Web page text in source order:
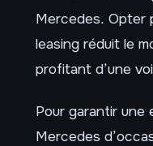
Mercedes. Opter
leasing réduit le
profitant d’une
Pour garantir une
Mercedes